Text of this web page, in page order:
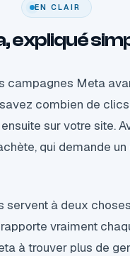
EN CLAIR
expliqué
campagnes Meta
combien de
sur votre site.
qui demande un
servent à deux
vraiment
à trouver plus de